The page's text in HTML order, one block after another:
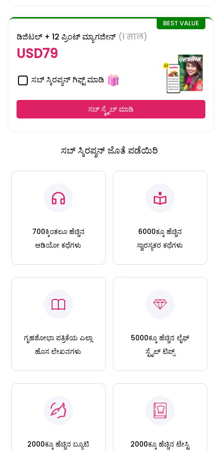
ಡಿಜಿಟಲ್ + 12 ಪ್ರಿಂಟ್ ಮ್ಯಾಗಜೀನ್ (1 साल)
USD79
ಸಬ್ ಸ್ಕಿರಪ್ಶನ್ ಗಿಫ್ಟ್ ಮಾಡಿ
ಸಬ್ ಸ್ಕ್ರೈಬ್ ಮಾಡಿ
ಸಬ್ ಸ್ಕಿರಪ್ಶನ್ ಜೊತೆ ಪಡೆಯಿರಿ
700ಕ್ಕಿಂತಲೂ ಹೆಚ್ಚಿನ
ಆಡಿಯೋ ಕಥೆಗಳು
6000ಕ್ಕೂ ಹೆಚ್ಚಿನ
ಸ್ವಾರಸ್ಯಕರ ಕಥೆಗಳು
ಗೃಹಶೋಭಾ ಪತ್ರಿಕೆಯ ಎಲ್ಲಾ
ಹೊಸ ಲೇಖನಗಳು
5000ಕ್ಕೂ ಹೆಚ್ಚಿನ ಲೈಫ್
ಸ್ಟೈಲ್ ಟಿಪ್ಸ್
2000ಕ್ಕೂ ಹೆಚ್ಚಿನ ಬ್ಯೂಟಿ
2000ಕ್ಕೂ ಹೆಚ್ಚಿನ ಟೇಸ್ಟಿ